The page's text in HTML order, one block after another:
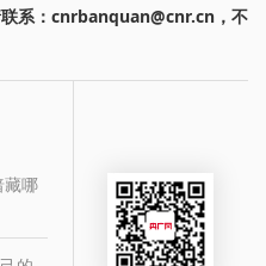
系：cnrbanquan@cnr.cn，不
藏哪